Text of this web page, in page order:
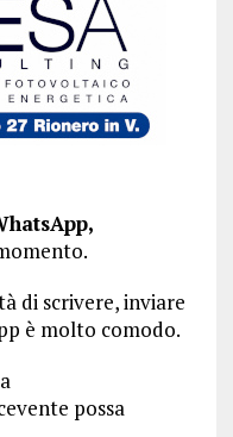
di scrivere, inviare
è molto comodo.
possa